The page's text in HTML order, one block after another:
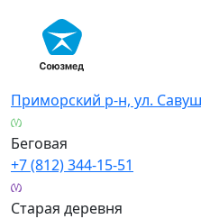
content
Приморский р-н, ул.
Беговая
+7 (812) 344-15-51
Старая деревня